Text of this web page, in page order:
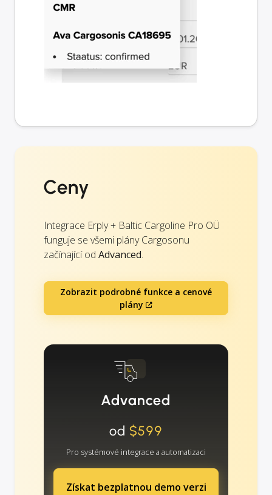
Ceny
Integrace Erply + Baltic Cargoline Pro OÜ
funguje se všemi plány Cargosonu
začínající od Advanced.
Zobrazit podrobné funkce a cenové
plány
Advanced
od $599
Pro systémové integrace a automatizaci
Získat bezplatnou demo verzi